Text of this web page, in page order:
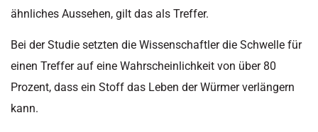
ähnliches Aussehen, gilt das als Treffer.
Bei der Studie setzten die Wissenschaftler die Schwelle für
einen Treffer auf eine Wahrscheinlichkeit von über 80
Prozent, dass ein Stoff das Leben der Würmer verlängern
kann.